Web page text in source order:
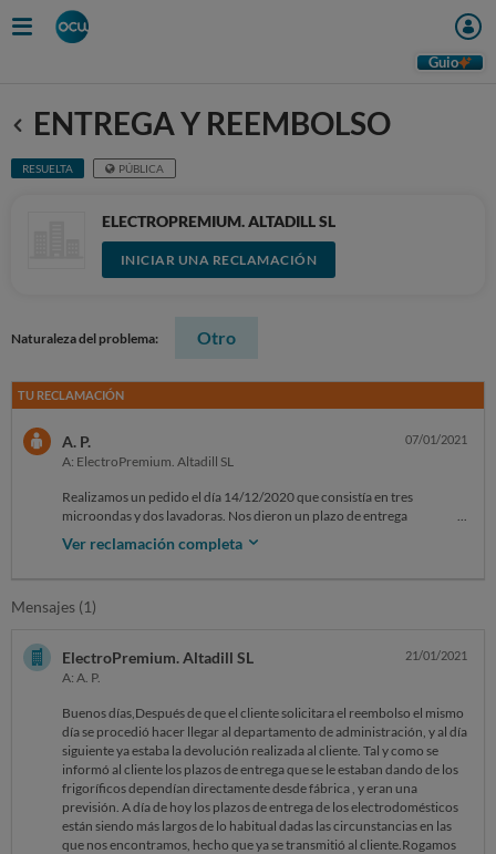
Guio
Anterior
ENTREGA Y REEMBOLSO
RESUELTA PÚBLICA
ELECTROPREMIUM. ALTADILL SL
INICIAR UNA RECLAMACIÓN
Naturaleza del problema: Otro
TU RECLAMACIÓN
A. P.
A: ElectroPremium. Altadill SL
07/01/2021
Realizamos un pedido el día 14/12/2020 que consistía en tres
microondas y dos lavadoras. Nos dieron un plazo de entrega
aproximado de 7-10 días y tuvimos que cambiar el modelo porque no
tenían stock. Cuando llegaron los paquetes, al cabo de dos semanas,
(después de intentar contactar telefónicamente incontables veces sin
devolución que nos correspondía debido al cambio de producto y nos
contestaron por correo que, hasta que no se recibiera el producto
para el que se había hecho la devolución, no lo podían gestionar, cosa
que es lo menos extraña ya que no había que devolver producto
alguno, sino que no se había enviado todavía.Después de seguir
enviando correos y llamando sin respuesta, el día 07/01/2021 nos
contestan uno de los muchos correos enviados diciéndonos que se
retrasa la fecha de entrega hasta el 10/02/2021, sin ni siquiera
mencionar nada referente a la devolución.Contestamos al correo
pidiendo una cancelación inmediata y reembolso lo que, por supuesto,
queda también sin respuesta.
Ver reclamación completa
Mensajes (1)
ElectroPremium. Altadill SL
A: A. P.
21/01/2021
Buenos días,Después de que el cliente solicitara el reembolso el mismo
día se procedió hacer llegar al departamento de administración, y al día
siguiente ya estaba la devolución realizada al cliente. Tal y como se
informó al cliente los plazos de entrega que se le estaban dando de los
frigoríficos dependían directamente desde fábrica , y eran una
previsión. A día de hoy los plazos de entrega de los electrodomésticos
están siendo más largos de lo habitual dadas las circunstancias en las
que nos encontramos, hecho que ya se transmitió al cliente.Rogamos